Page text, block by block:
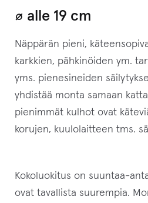
⌀ alle 19 cm
Näppärän pieni,
karkkien, pähkinöiden ym.
yms. pienesineiden
yhdistää monta samaan
pienimmät kulhot ovat
korujen, kuulolaitteen tms.
Kokoluokitus on suuntaa-
ovat tavallista suurempia.